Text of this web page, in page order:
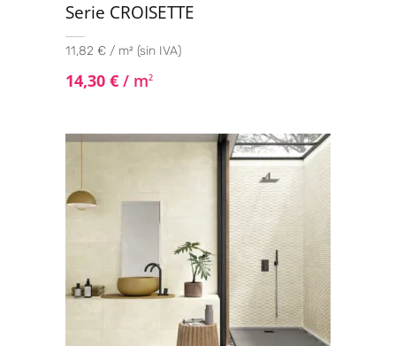
Serie CROISETTE
11,82 € / m² (sin IVA)
14,30 € / m2